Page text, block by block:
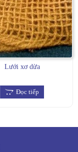
Lưới xơ dừa
Đọc tiếp